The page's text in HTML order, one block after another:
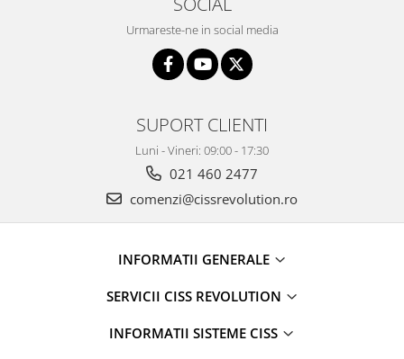
Urmareste-ne in social media
SUPORT CLIENTI
Luni - Vineri: 09:00 - 17:30
021 460 2477
comenzi@cissrevolution.ro
INFORMATII GENERALE
SERVICII CISS REVOLUTION
INFORMATII SISTEME CISS